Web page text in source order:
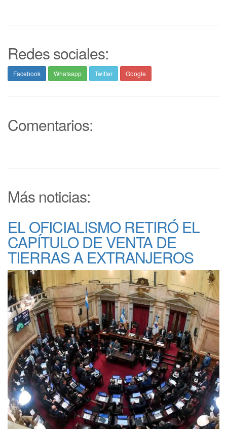
Redes sociales:
Facebook Whatsapp Twitter Google
Comentarios:
Más noticias:
EL OFICIALISMO RETIRÓ EL
CAPÍTULO DE VENTA DE
TIERRAS A EXTRANJEROS